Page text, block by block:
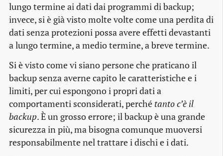
lungo termine ai dati dai programmi di backup;
invece, si è già visto molte volte come una perdita di
dati senza protezioni possa avere effetti devastanti
a lungo termine, a medio termine, a breve termine.
Si è visto come vi siano persone che praticano il
backup senza averne capito le caratteristiche e i
limiti, per cui espongono i propri dati a
comportamenti sconsiderati, perché tanto c’è il
backup. È un grosso errore; il backup è una grande
sicurezza in più, ma bisogna comunque muoversi
responsabilmente nel trattare i dischi e i dati.